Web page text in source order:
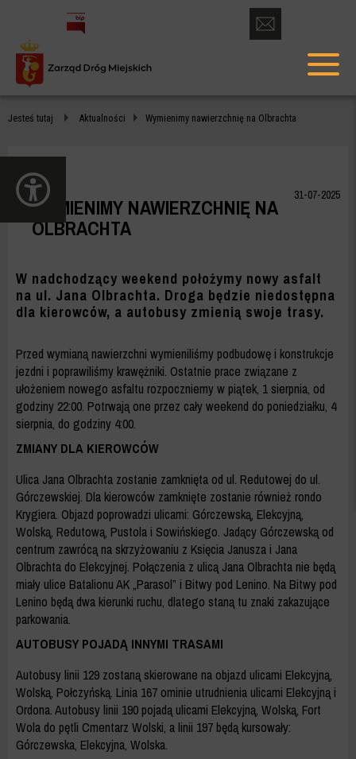
WYMIENIMY
NA
OLBRACHTA
-
WARSZAWA
otwórz
formularz
kontaktowy
menu
Jesteś tutaj Aktualności Wymienimy nawierzchnię na Olbrachta
31-07-2025
WYMIENIMY NAWIERZCHNIĘ NA
OLBRACHTA
W nadchodzący weekend położymy nowy asfalt
na ul. Jana Olbrachta. Droga będzie niedostępna
dla kierowców, a autobusy zmienią swoje trasy.
Przed wymianą nawierzchni wymieniliśmy podbudowę i konstrukcje
jezdni i poprawiliśmy krawężniki. Ostatnie prace związane z
ułożeniem nowego asfaltu rozpoczniemy w piątek, 1 sierpnia, od
godziny 22:00. Potrwają one przez cały weekend do poniedziałku, 4
sierpnia, do godziny 4:00.
ZMIANY DLA KIEROWCÓW
Ulica Jana Olbrachta zostanie zamknięta od ul. Redutowej do ul.
Górczewskiej. Dla kierowców zamknięte zostanie również rondo
Krygiera. Objazd poprowadzi ulicami: Górczewską, Elekcyjną,
Wolską, Redutową, Pustola i Sowińskiego. Jadący Górczewską od
centrum zawrócą na skrzyżowaniu z Księcia Janusza i Jana
Olbrachta do Elekcyjnej. Połączenia z ulicą Jana Olbrachta nie będą
miały ulice Batalionu AK „Parasol” i Bitwy pod Lenino. Na Bitwy pod
Lenino będą dwa kierunki ruchu, dlatego staną tu znaki zakazujące
parkowania.
AUTOBUSY POJADĄ INNYMI TRASAMI
Autobusy linii 129 zostaną skierowane na objazd ulicami Elekcyjną,
Wolską, Połczyńską. Linia 167 ominie utrudnienia ulicami Elekcyjną i
Ordona. Autobusy linii 190 pojadą ulicami Elekcyjną, Wolską, Fort
Wola do pętli Cmentarz Wolski, a linii 197 będą kursowały:
Górczewska, Elekcyjna, Wolska.
dostępności